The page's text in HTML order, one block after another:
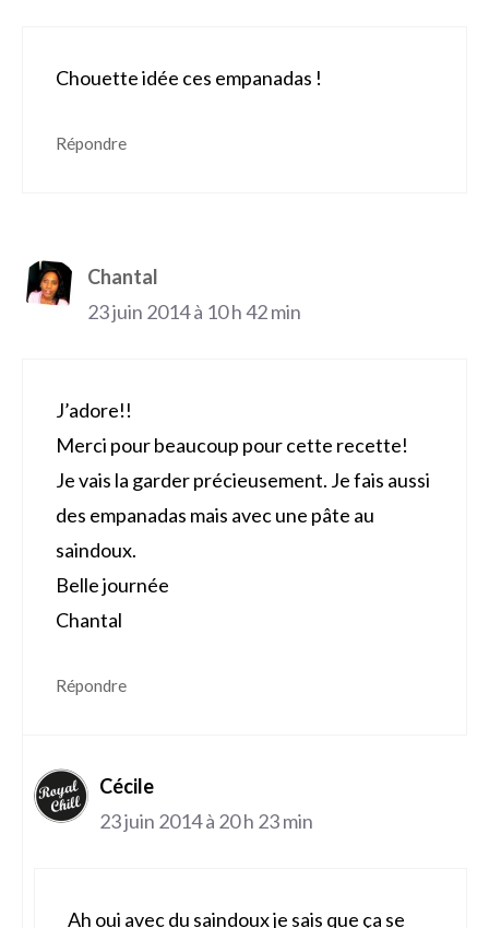
Chouette idée ces empanadas !
Répondre
Chantal
23 juin 2014 à 10 h 42 min
J’adore!!
Merci pour beaucoup pour cette recette!
Je vais la garder précieusement. Je fais aussi
des empanadas mais avec une pâte au
saindoux.
Belle journée
Chantal
Répondre
Cécile
23 juin 2014 à 20 h 23 min
Ah oui avec du saindoux je sais que ça se